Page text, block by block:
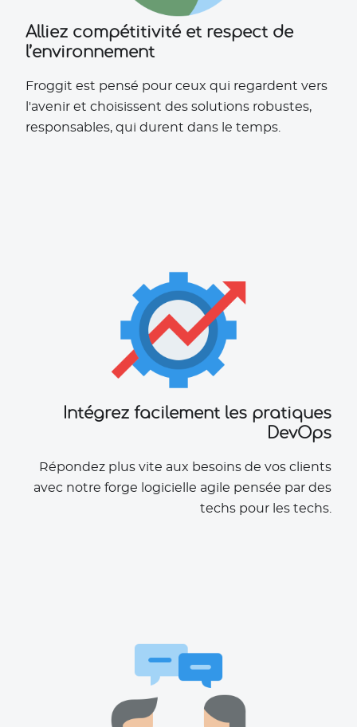
Alliez compétitivité et respect de
l’environnement
Froggit est pensé pour ceux qui regardent vers
l'avenir et choisissent des solutions robustes,
responsables, qui durent dans le temps.
Intégrez facilement les pratiques
DevOps
Répondez plus vite aux besoins de vos clients
avec notre forge logicielle agile pensée par des
techs pour les techs.